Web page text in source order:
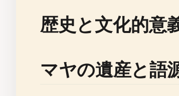
歴史と文化的意
マヤの遺産と語